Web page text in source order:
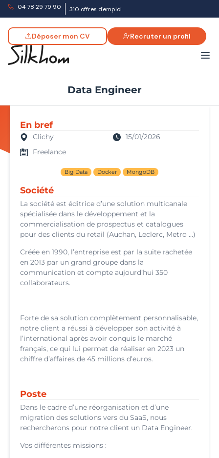
04 78 29 79 90 310 offres d'emploi
Déposer mon CV Recruter un profil
Data Engineer
En bref
Clichy
Freelance
15/01/2026
Big Data Docker MongoDB
Société
La société est éditrice d’une solution multicanale
spécialisée dans le développement et la
commercialisation de prospectus et catalogues
pour des clients du retail (Auchan, Leclerc, Metro …)
Créée en 1990, l’entreprise est par la suite rachetée
en 2013 par un grand groupe dans la
communication et compte aujourd’hui 350
collaborateurs.
Forte de sa solution complètement personnalisable,
notre client a réussi à développer son activité à
l’international après avoir conquis le marché
français, ce qui lui permet de réaliser en 2023 un
chiffre d’affaires de 45 millions d’euros.
Poste
Dans le cadre d’une réorganisation et d’une
migration des solutions vers du SaaS, nous
rechercherons pour notre client un Data Engineer.
Vos différentes missions :